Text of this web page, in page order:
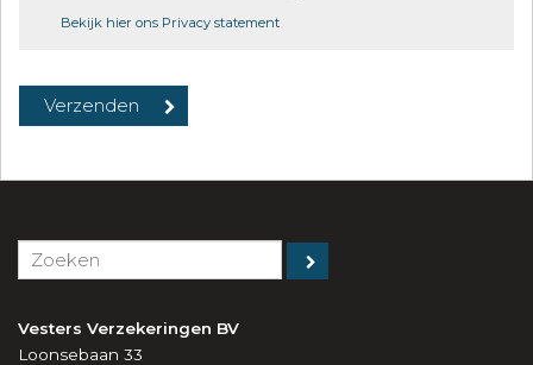
Bekijk hier ons Privacy statement
Vesters Verzekeringen BV
Loonsebaan 33